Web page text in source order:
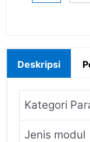
Deskripsi
Kategori
Jenis modul